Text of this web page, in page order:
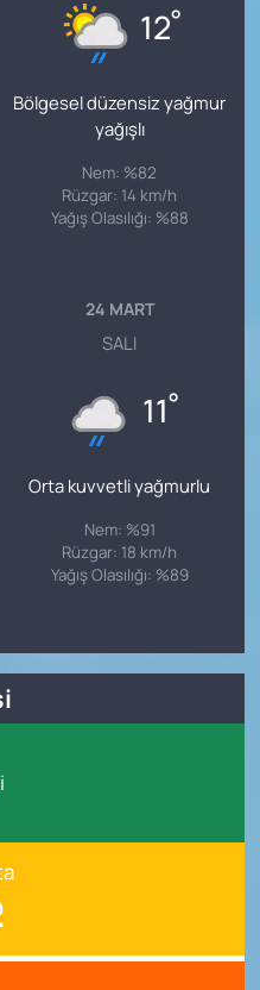
12°
Bölgesel düzensiz yağmur
yağışlı
Nem: %82
Rüzgar: 14 km/h
Yağış Olasılığı: %88
24 MART
SALI
11°
Orta kuvvetli yağmurlu
Nem: %91
Rüzgar: 18 km/h
Yağış Olasılığı: %89